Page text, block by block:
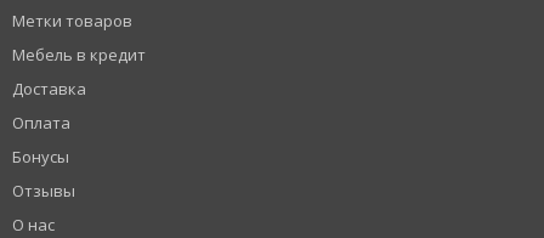
Метки товаров
Мебель в кредит
Доставка
Оплата
Бонусы
Отзывы
О нас